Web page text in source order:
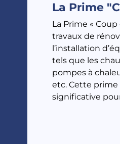
La Prime
La Prime «
travaux de
l’installation
tels que les
pompes à
etc. Cette
significative